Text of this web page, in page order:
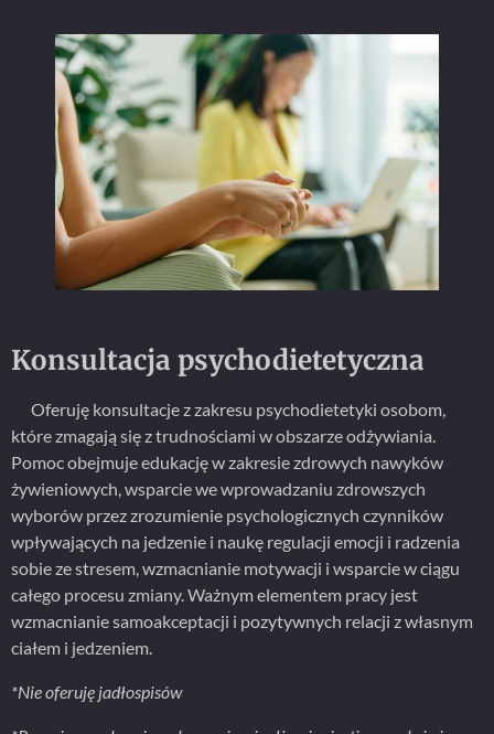
Konsultacja psychodietetyczna
Oferuję konsultacje z zakresu psychodietetyki osobom,
które zmagają się z trudnościami w obszarze odżywiania.
Pomoc obejmuje edukację w zakresie zdrowych nawyków
żywieniowych, wsparcie we wprowadzaniu zdrowszych
wyborów przez zrozumienie psychologicznych czynników
wpływających na jedzenie i naukę regulacji emocji i radzenia
sobie ze stresem, wzmacnianie motywacji i wsparcie w ciągu
całego procesu zmiany. Ważnym elementem pracy jest
wzmacnianie samoakceptacji i pozytywnych relacji z własnym
ciałem i jedzeniem.
*Nie oferuję jadłospisów